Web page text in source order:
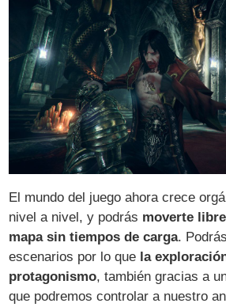
El mundo del juego ahora crece
nivel a nivel, y podrás moverte
mapa sin tiempos de carga.
escenarios por lo que la
protagonismo, también gracias a
que podremos controlar a nuestro